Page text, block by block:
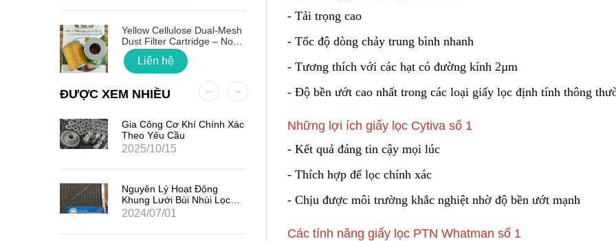
- Tải trọng cao
- Tốc độ dòng chảy trung bình nhanh
- Tương thích với các hạt có đường kính 2µm
- Độ bền ướt cao nhất trong các loại giấy lọc định tính thông
Những lợi ích giấy lọc Cytiva số 1
- Kết quả đáng tin cậy mọi lúc
- Thích hợp để lọc chính xác
- Chịu được môi trường khắc nghiệt nhờ độ bền ướt mạnh
Các tính năng giấy lọc PTN Whatman số 1
Yellow Cellulose Dual-Mesh
Dust Filter Cartridge – No
Gasket
Liên hệ
Lõi Lọc Inox Trung Quốc
Liên hệ
ĐƯỢC XEM NHIỀU
Gia Công Cơ Khí Chính Xác
Theo Yêu Cầu
2025/10/15
Nguyên Lý Hoạt Động
Khung Lưới Bùi Nhùi Lọc
Tách Hơi Dầu
2024/07/01
Công Nghệ Sản Xuất Hạt
Nhựa Lewatit S1567
2024/01/15
Sợi Kẽm Chịu Lực
Khung Lưới Bùi